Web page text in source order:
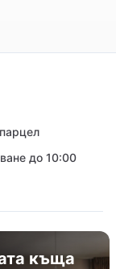
до 10:00
къща